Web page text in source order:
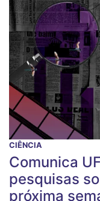
CIÊNCIA
Comunica
pesquisas
próxima